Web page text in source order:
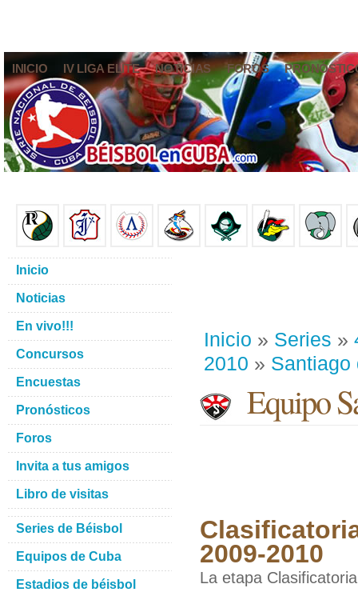
INICIO IV LIGA ELITE NOTICIAS FOROS
Inicio » Series »
2010 » Santiago
Equipo
2009-2010
La etapa
Inicio
Noticias
En vivo!!!
Concursos
Encuestas
Pronósticos
Foros
Invita a tus amigos
Libro de visitas
Series de Béisbol
Equipos de Cuba
Estadios de béisbol